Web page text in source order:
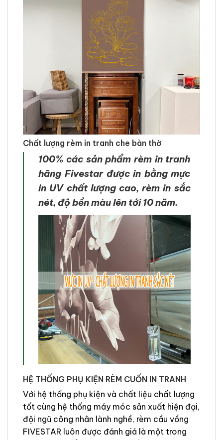
Chất lượng rèm in tranh che bàn thờ
100% các sản phẩm rèm in tranh
hãng Fivestar được in bằng mực
in UV chất lượng cao, rèm in sắc
nét, độ bền màu lên tới 10 năm.
HỆ THỐNG PHỤ KIỆN RÈM CUỐN IN TRANH
Với hệ thống phụ kiện và chất liệu chất lượng
tốt cùng hệ thống máy móc sản xuất hiện đại,
đội ngũ công nhân lành nghề, rèm cầu vồng
FIVESTAR luôn được đánh giá là một trong